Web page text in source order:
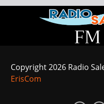
FM
Copyright 2026 Radio
ErisCom